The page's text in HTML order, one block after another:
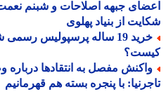
جبهه اصلاحات و شبنم نعمت
از بنیاد پهلوی
خرید 19 ساله پرسپولیس رسمی
مفصل به انتقادها درباره
با پنجره بسته هم قهرمانیم